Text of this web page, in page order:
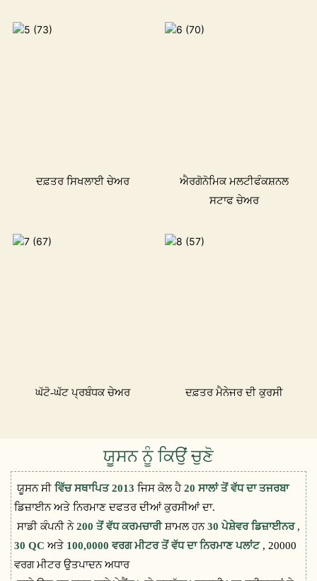
ਦਫ਼ਤਰ ਸਿਖਲਾਈ ਚੇਅਰ
ਐਰਗੋਨੋਮਿਕ ਮਲਟੀਫੰਕਸ਼ਨਲ
ਸਟਾਫ ਚੇਅਰ
ਘੱਟੋ-ਘੱਟ ਪ੍ਰਬੰਧਕ ਚੇਅਰ ਦਫ਼ਤਰ ਮੈਨੇਜਰ ਦੀ ਕੁਰਸੀ
ਯੂਸਨ ਨੂੰ ਕਿਉਂ ਚੁਣੋ
ਯੂਸਨ ਸੀਵਿੱਚ ਸਥਾਪਿਤ 2013ਜਿਸ ਕੋਲ ਹੈ20 ਸਾਲਾਂ ਤੋਂ ਵੱਧ ਦਾ ਤਜਰਬਾ
ਡਿਜ਼ਾਈਨ ਅਤੇ ਨਿਰਮਾਣ ਦਫਤਰ ਦੀਆਂ ਕੁਰਸੀਆਂ ਦਾ.
ਸਾਡੀ ਕੰਪਨੀ ਨੇ200 ਤੋਂ ਵੱਧ ਕਰਮਚਾਰੀਸ਼ਾਮਲ ਹਨ30 ਪੇਸ਼ੇਵਰ ਡਿਜ਼ਾਈਨਰ,
30 QCਅਤੇ 100,0000 ਵਰਗ ਮੀਟਰ ਤੋਂ ਵੱਧ ਦਾ ਨਿਰਮਾਣ ਪਲਾਂਟ , 20000
ਵਰਗ ਮੀਟਰ ਉਤਪਾਦਨ ਅਧਾਰ